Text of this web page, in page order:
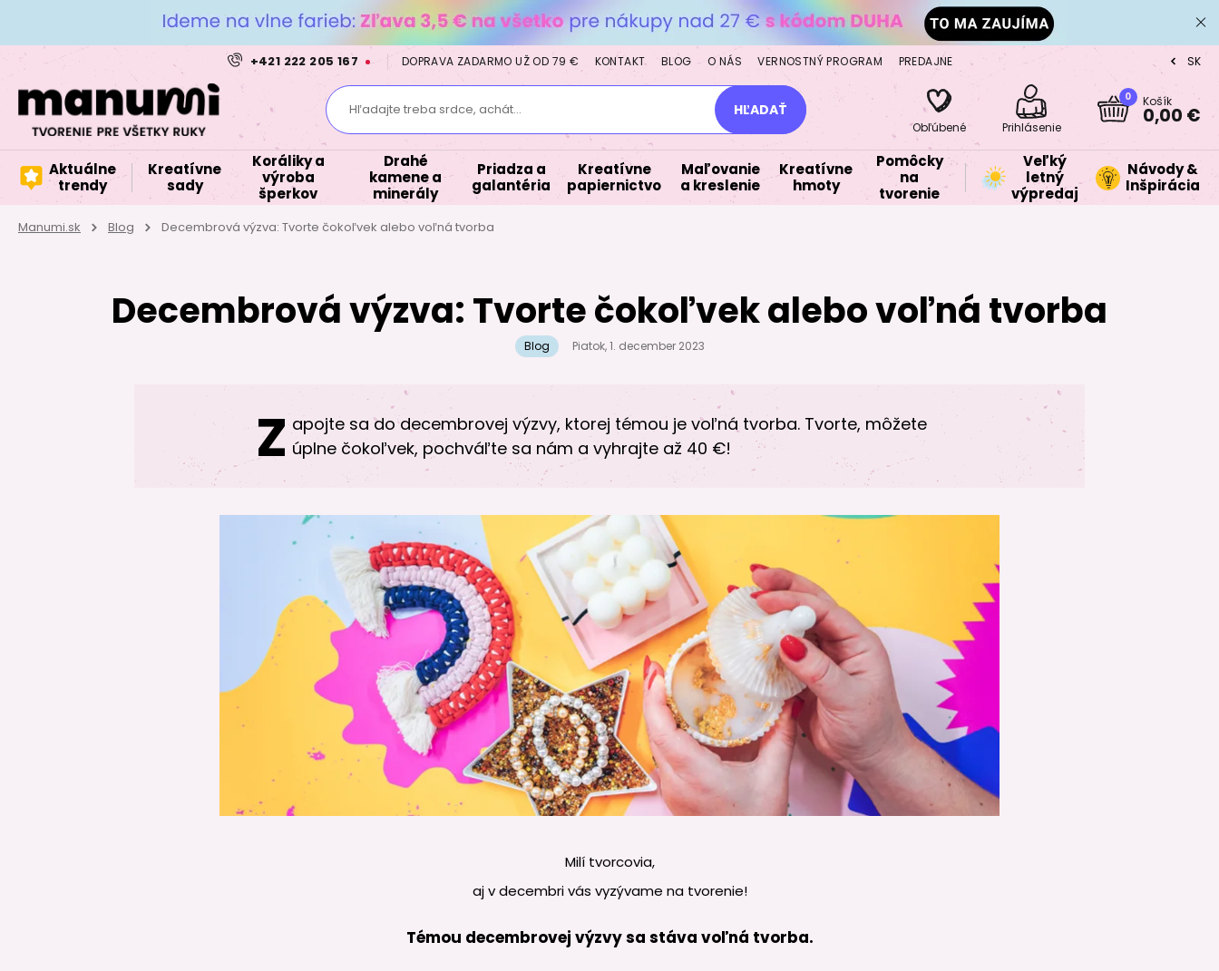
+421 222 205 167 DOPRAVA ZADARMO UŽ OD 79 € KONTAKT BLOG O NÁS VERNOSTNÝ PROGRAM PREDAJNE CZ
SK
Hľadajte treba srdce, achát... HĽADAŤ
Obľúbené Prihlásenie
0 Košík
0,00 €
Aktuálne
trendy
Kreatívne
sady
Koráliky a
výroba
šperkov
Drahé
kamene a
minerály
Priadza a
galantéria
Kreatívne
papiernictvo
Maľovanie
a kreslenie
Kreatívne
hmoty
Pomôcky
na
tvorenie
Veľký
letný
výpredaj
Návody &
Inšpirácia
Manumi.sk Blog Decembrová výzva: Tvorte čokoľvek alebo voľná tvorba
Decembrová výzva: Tvorte čokoľvek alebo voľná tvorba
Blog Piatok, 1. december 2023
Z apojte sa do decembrovej výzvy, ktorej témou je voľná tvorba. Tvorte, môžete
úplne čokoľvek, pochváľte sa nám a vyhrajte až 40 €!
Milí tvorcovia,
aj v decembri vás vyzývame na tvorenie!
Témou decembrovej výzvy sa stáva voľná tvorba.